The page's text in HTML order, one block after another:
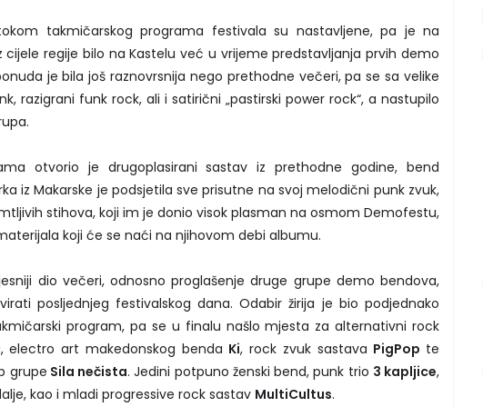
takmičarskog programa festivala su nastavljene, pa je na
cijele regije bilo na Kastelu već u vrijeme predstavljanja prvih demo
je bila još raznovrsnija nego prethodne večeri, pa se sa velike
razigrani funk rock, ali i satirični „pastirski power rock“, a nastupilo
otvorio je drugoplasirani sastav iz prethodne godine, bend
iz Makarske je podsjetila sve prisutne na svoj melodični punk zvuk,
stihova, koji im je donio visok plasman na osmom Demofestu,
koji će se naći na njihovom debi albumu.
dio večeri, odnosno proglašenje druge grupe demo bendova,
posljednjeg festivalskog dana. Odabir žirija je bio podjednako
program, pa se u finalu našlo mjesta za alternativni rock
, electro art makedonskog benda Ki, rock zvuk sastava PigPop te
grupe Sila nečista. Jedini potpuno ženski bend, punk trio 3 kapljice,
kao i mladi progressive rock sastav MultiCultus.